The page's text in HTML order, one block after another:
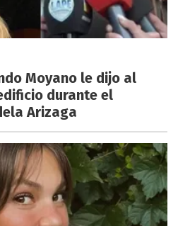
Moyano le dijo al
durante el
Arizaga